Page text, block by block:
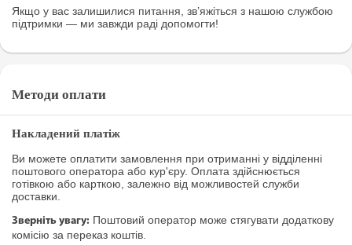
Якщо у вас залишилися питання, зв’яжіться з нашою службою
підтримки — ми завжди раді допомогти!
Методи оплати
Накладений платіж
Ви можете оплатити замовлення при отриманні у відділенні
поштового оператора або кур'єру. Оплата здійснюється
готівкою або карткою, залежно від можливостей служби
доставки.
Зверніть увагу: Поштовий оператор може стягувати додаткову
комісію за переказ коштів.